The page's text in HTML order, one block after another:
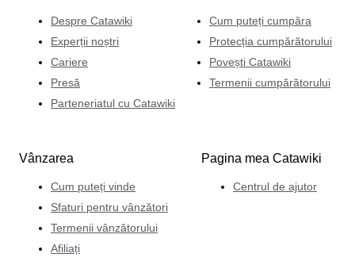
Despre Catawiki
Experții noștri
Cariere
Presă
Parteneriatul cu Catawiki
Cum puteți cumpăra
Protecția cumpărătorului
Povești Catawiki
Termenii cumpărătorului
Vânzarea
Cum puteți vinde
Sfaturi pentru vânzători
Termenii vânzătorului
Afiliați
Pagina mea Catawiki
Centrul de ajutor